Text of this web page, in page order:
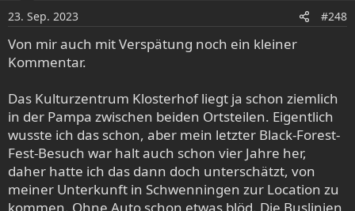
o
n
e
n
:
23. Sep. 2023 #248
Von mir auch mit Verspätung noch ein kleiner
Kommentar.
Das Kulturzentrum Klosterhof liegt ja schon ziemlich
in der Pampa zwischen beiden Ortsteilen. Eigentlich
wusste ich das schon, aber mein letzter Black-Forest-
Fest-Besuch war halt auch schon vier Jahre her,
daher hatte ich das dann doch unterschätzt, von
meiner Unterkunft in Schwenningen zur Location zu